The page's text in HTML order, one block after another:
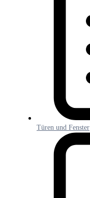
Türen und Fenster